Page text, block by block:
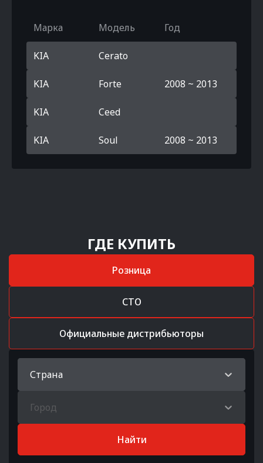
Марка Модель Год
KIA Cerato
KIA Forte 2008 ~ 2013
KIA Ceed
KIA Soul 2008 ~ 2013
ГДЕ КУПИТЬ
Розница
СТО
Официальные дистрибьюторы
Страна
Город
Найти